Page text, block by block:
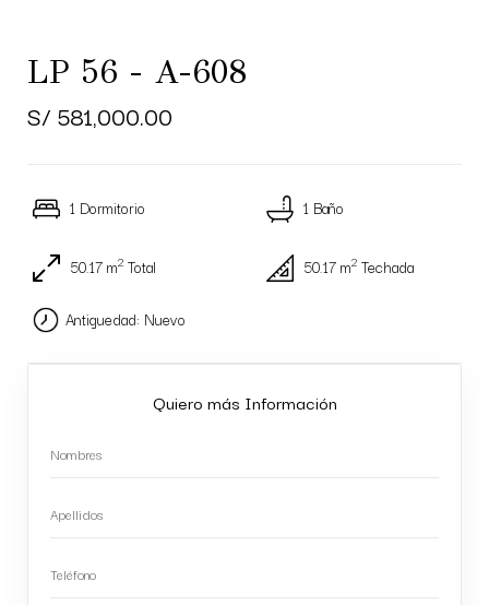
LP 56 - A-608
S/ 581,000.00
1 Dormitorio 1 Baño
50.17 m2 Total 50.17 m2 Techada
Antiguedad: Nuevo
Quiero más Información